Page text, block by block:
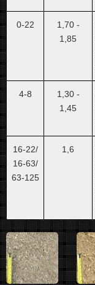
0-22
1,70 -
1,85
4-8
1,30 -
1,45
16-22/
16-63/
63-125
1,6